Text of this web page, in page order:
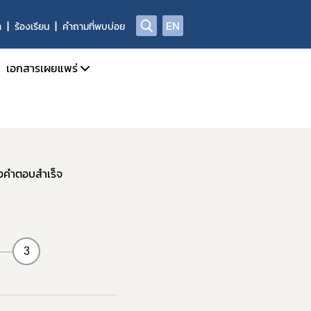
ร้องเรียน คำถามที่พบบ่อย EN
รรายงาน AE
การเฝ้าระวังความปลอดภัยด้านยากับเครือข่าย (South – East Asia
เอกสารเผยแพร่
สรุปรายงานเหตุการณ์ไม่พึงประสงค์จากการใช้ยาประจำปี
รายงานผลการเฝ้าระวังความปลอดภัยจากการใช้ยาที่รักษาโรค
คลังความรู้และสื่อวิดีทัศน์
ำตอบสำเร็จ
3